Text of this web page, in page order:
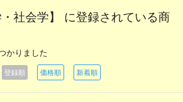
・社会学】 に登録されている商
かりました
登録順 価格順 新着順